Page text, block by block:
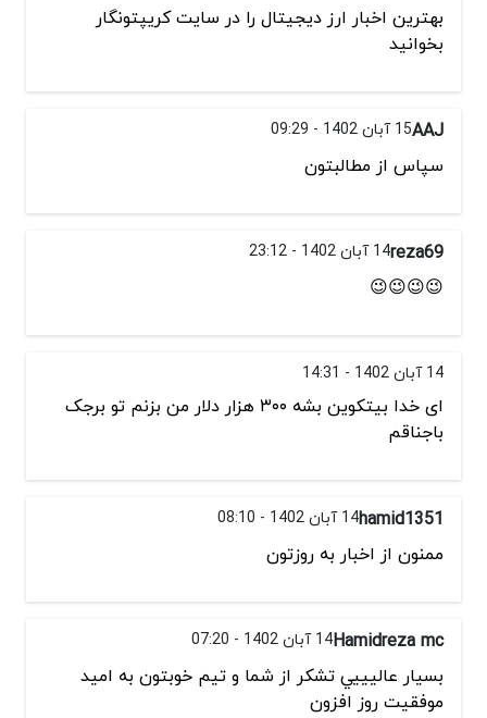
بهترین اخبار ارز دیجیتال را در سایت کریپتونگار
بخوانید
AAJ15 آبان 1402 - 09:29
سپاس از مطالبتون
reza6914 آبان 1402 - 23:12
😉😉😉😉
14 آبان 1402 - 14:31
ای خدا بیتکوین بشه ۳۰۰ هزار دلار من بزنم تو برجک
باجناقم
hamid135114 آبان 1402 - 08:10
ممنون از اخبار به روزتون
Hamidreza mc14 آبان 1402 - 07:20
بسيار عاليييي تشكر از شما و تيم خوبتون به اميد
موفقيت روز افزون